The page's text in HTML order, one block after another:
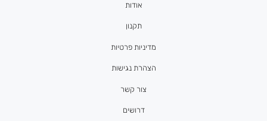
אודות
תקנון
מדיניות פרטיות
הצהרת נגישות
צור קשר
דרושים